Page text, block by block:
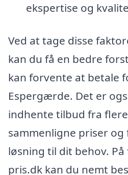
ekspertise og
Ved at tage disse
kan du få en bedre
kan forvente at betale
Espergærde. Det er
indhente tilbud fra
sammenligne priser
løsning til dit behov.
pris.dk kan du nemt